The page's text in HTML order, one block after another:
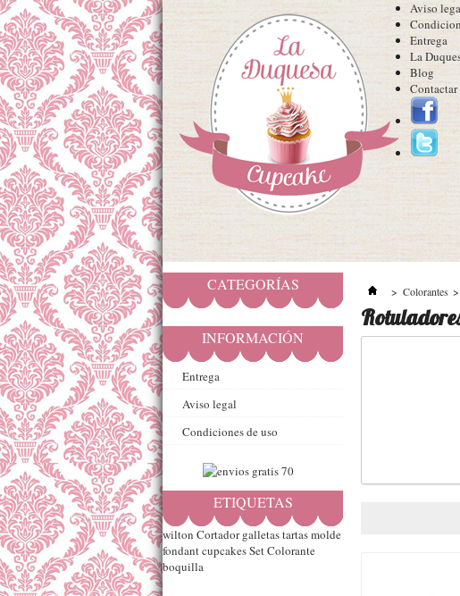
Aviso
Entrega
La
Blog
Contactar
CATEGORÍAS
INFORMACIÓN
Entrega
Aviso legal
Condiciones de uso
ETIQUETAS
wilton Cortador galletastartasmolde
fondantcupcakesSetColorante
boquilla
> Colorantes >